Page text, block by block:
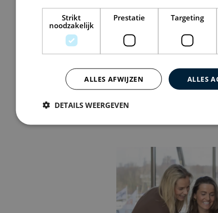
Bekijk 0 vacatures
Strikt
noodzakelijk
Prestatie Targeting
ALLES
ALLES AFWIJZEN
DETAILS WEERGEVEN